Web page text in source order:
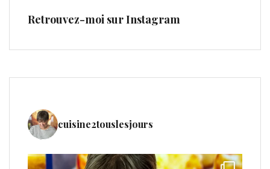
Retrouvez-moi sur Instagram
cuisine2touslesjours